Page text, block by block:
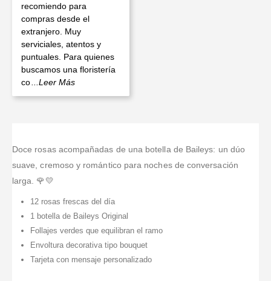
recomiendo para
compras desde el
extranjero. Muy
serviciales, atentos y
puntuales. Para quienes
buscamos una floristería
co
...Leer Más
Doce rosas acompañadas de una botella de Baileys: un dúo
suave, cremoso y romántico para noches de conversación
larga. 🌹💛
12 rosas frescas del día
1 botella de Baileys Original
Follajes verdes que equilibran el ramo
Envoltura decorativa tipo bouquet
Tarjeta con mensaje personalizado